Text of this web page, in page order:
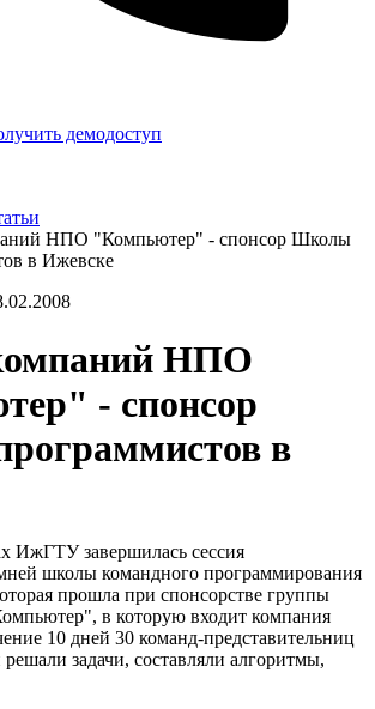
демодоступ
НПО "Компьютер" - спонсор Школы
в Ижевске
НПО
- спонсор
в
ИжГТУ завершилась сессия
школы командного программирования
прошла при спонсорстве группы
в которую входит компания
10 дней 30 команд-представительниц
задачи, составляли алгоритмы,